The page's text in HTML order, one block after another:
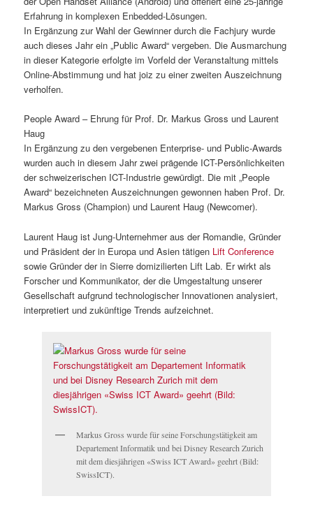
Erfahrung in komplexen Enbedded-Lösungen.
In Ergänzung zur Wahl der Gewinner durch die Fachjury wurde
auch dieses Jahr ein „Public Award“ vergeben. Die Ausmarchung
in dieser Kategorie erfolgte im Vorfeld der Veranstaltung mittels
Online-Abstimmung und hat joiz zu einer zweiten Auszeichnung
verholfen.
People Award – Ehrung für Prof. Dr. Markus Gross und Laurent
Haug
In Ergänzung zu den vergebenen Enterprise- und Public-Awards
wurden auch in diesem Jahr zwei prägende ICT-Persönlichkeiten
der schweizerischen ICT-Industrie gewürdigt. Die mit „People
Award“ bezeichneten Auszeichnungen gewonnen haben Prof. Dr.
Markus Gross (Champion) und Laurent Haug (Newcomer).
Laurent Haug ist Jung-Unternehmer aus der Romandie, Gründer
und Präsident der in Europa und Asien tätigen Lift Conference
sowie Gründer der in Sierre domizilierten Lift Lab. Er wirkt als
Forscher und Kommunikator, der die Umgestaltung unserer
Gesellschaft aufgrund technologischer Innovationen analysiert,
interpretiert und zukünftige Trends aufzeichnet.
Markus Gross wurde für seine Forschungstätigkeit am
Departement Informatik und bei Disney Research Zurich
mit dem diesjährigen «Swiss ICT Award» geehrt (Bild:
SwissICT).